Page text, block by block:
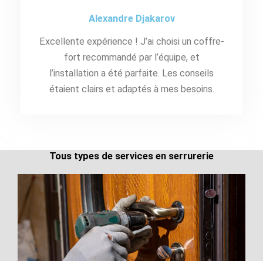
Alexandre Djakarov
Excellente expérience ! J’ai choisi un coffre-
fort recommandé par l’équipe, et
l’installation a été parfaite. Les conseils
étaient clairs et adaptés à mes besoins.
Tous types de services en serrurerie